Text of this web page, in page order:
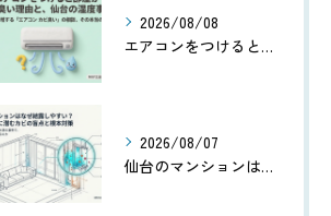
2026/08/08
エアコンをつけると部屋がカビ臭い理由と、仙台の湿度事情
2026/08/07
仙台のマンションはなぜ結露しやすい？高気密住宅に潜むカビの盲点